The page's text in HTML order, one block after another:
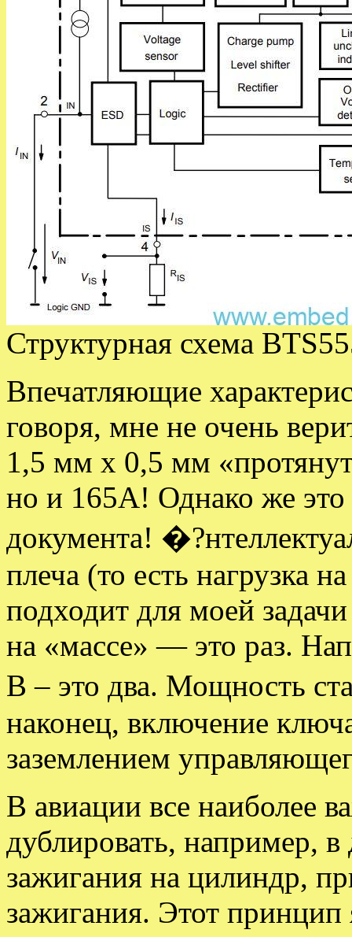
Структурная схема
Впечатляющие
говоря, мне не очень
1,5 мм х 0,5 мм
но и 165А! Однако же
документа!
плеча (то есть нагрузка
подходит для моей
на «массе» — это раз.
В – это два. Мощность
наконец, включение
заземлением
В авиации все наиболее
дублировать, например, в
зажигания на цилиндр,
зажигания. Этот